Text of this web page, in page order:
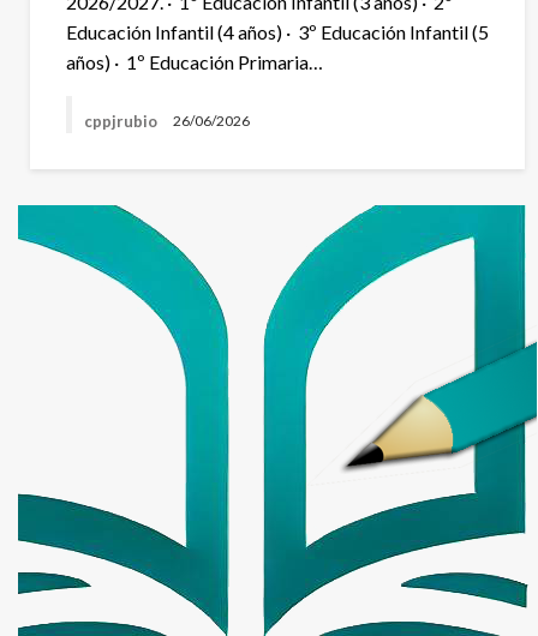
Educación Infantil (4 años) · 3º Educación Infantil (5
años) · 1º Educación Primaria…
cppjrubio 26/06/2026